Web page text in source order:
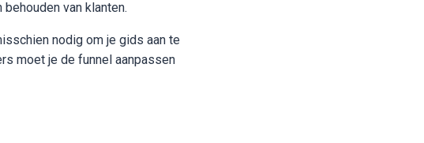
van klanten.
nodig om je gids aan te
moet je de funnel aanpassen